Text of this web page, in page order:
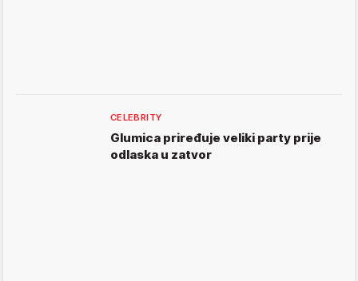
CELEBRITY
Glumica priređuje veliki party prije
odlaska u zatvor